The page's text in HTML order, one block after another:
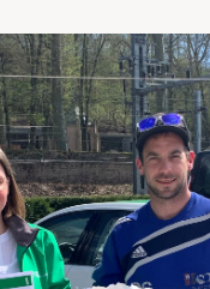
en vie privée
professionnel